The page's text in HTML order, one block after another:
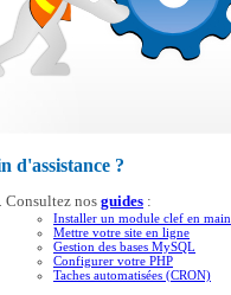
d'assistance ?
Consultez nos guides :
Installer un module clef en main
Mettre votre site en ligne
Gestion des bases MySQL
Configurer votre PHP
Taches automatisées (CRON)